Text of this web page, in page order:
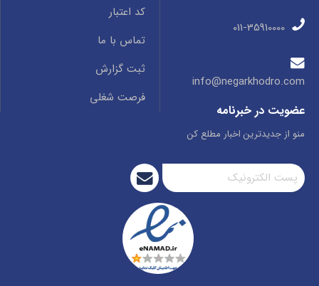
info@negarkhodro.com
کد اعتبار
تماس با ما
ثبت گزارش
فرصت شغلی
عضویت در خبرنامه
منو از جدیدترین اخبار مطلع کن